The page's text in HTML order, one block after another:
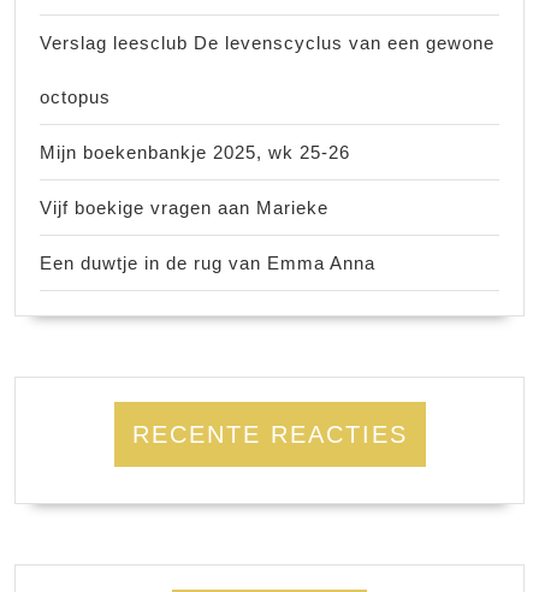
Verslag leesclub De levenscyclus van een gewone
octopus
Mijn boekenbankje 2025, wk 25-26
Vijf boekige vragen aan Marieke
Een duwtje in de rug van Emma Anna
RECENTE REACTIES